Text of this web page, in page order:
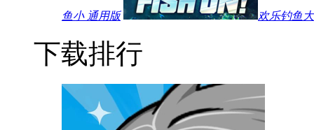
鱼小 通用版 欢乐钓鱼
下载排行